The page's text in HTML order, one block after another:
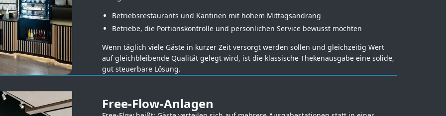
Betriebsrestaurants und Kantinen mit hohem Mittagsandrang
Betriebe, die Portionskontrolle und persönlichen Service bewusst möchten
Wenn täglich viele Gäste in kurzer Zeit versorgt werden sollen und gleichzeitig Wert
auf gleichbleibende Qualität gelegt wird, ist die klassische Thekenausgabe eine solide,
gut steuerbare Lösung.
Free-Flow-Anlagen